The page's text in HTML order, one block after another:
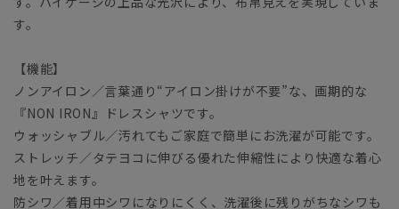
す。
【機能】
ノンアイロン／言葉通り“アイロン掛けが不要”な、画期的な
『NON IRON』ドレスシャツです。
ウォッシャブル／汚れてもご家庭で簡単にお洗濯が可能です。
ストレッチ／タテヨコに伸びる優れた伸縮性により快適な着心
地を叶えます。
防シワ／着用中シワになりにくく、洗濯後に残りがちなシワも